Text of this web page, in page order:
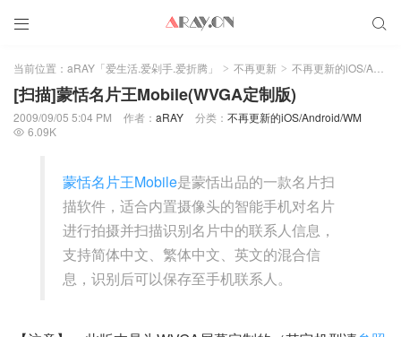
 
当前位置： aRAY「爱生活.爱剁手.爱折腾」 > 不再更新 > 不再更新的iOS/Android/WM
[扫描]蒙恬名片王Mobile(WVGA定制版)
2009/09/05 5:04 PM 作者： aRAY 分类： 不再更新的iOS/Android/WM
 6.09K
蒙恬名片王Mobile是蒙恬出品的一款名片扫
描软件，适合内置摄像头的智能手机对名片
进行拍摄并扫描识别名片中的联系人信息，
支持简体中文、繁体中文、英文的混合信
息，识别后可以保存至手机联系人。